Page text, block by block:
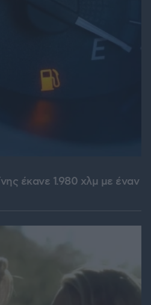
έκανε 1.980 χλμ με έναν